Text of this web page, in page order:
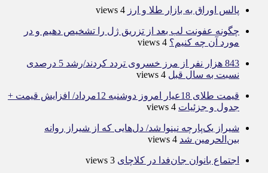
پالس اوراق به بازار طلا و ارز 4 views
چگونه عفونت لب بعد از تزریق ژل را تشخیص دهیم و در
مورد آن چه کنیم؟ 4 views
843 هزار نفر از مرز خسروی تردد کردند/رشد 5 درصدی
نسبت به سال قبل 4 views
قیمت طلای 18عیار امروز دوشنبه 12مرداد/ افزایش قیمت +
جدول و جزئیات 4 views
شیراز یک‌پارچه نینوا شد/ دل‌هایی که از شیراز روانه
بین‌الحرمین شد 4 views
اجتماع بانوان جان‌فدا در کلاچای 3 views